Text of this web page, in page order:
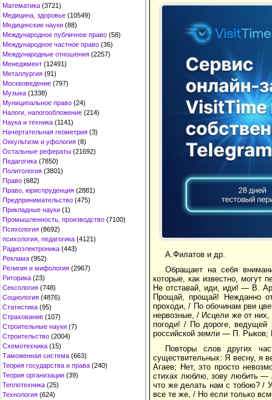
Математика (3721)
Медицина, здоровье (10549)
Медицинские науки (88)
Международное публичное право (58)
Международное частное право (36)
Международные отношения (2257)
Менеджмент (12491)
Металлургия (91)
Москвоведение (797)
Музыка (1338)
Муниципальное право (24)
Налоги, налогообложение (214)
Наука и техника (1141)
Начертательная геометрия (3)
Оккультизм и уфология (8)
Остальные рефераты (21692)
Педагогика (7850)
Политология (3801)
Право (682)
Право, юриспруденция (2881)
Предпринимательство (475)
Прикладные науки (1)
Промышленность, производство (7100)
Психология (8692)
психология, педагогика (4121)
Радиоэлектроника (443)
Реклама (952)
Религия и мифология (2967)
Риторика (23)
Сексология (748)
Социология (4876)
Статистика (95)
Страхование (107)
Строительные науки (7)
Строительство (2004)
Схемотехника (15)
Таможенная система (663)
Теория государства и права (240)
Теория организации (39)
Теплотехника (25)
Технология (624)
А.Филатов и др.
Обращает на себя
которые, как известно, могут
Не отставай, иди, иди! — В.
Прощай, прощай! Нежданно
проходи, / По обочинам рви
нервозные, / Исцели же от
погоди! / По дороге,
российской земли — П. Рыков;
Повторы слов других
существительных: Я весну, я
Агаев; Нет, это просто
стихах люблю, зову любить —
что же делать нам с тобою? /
все те же, / Но если только